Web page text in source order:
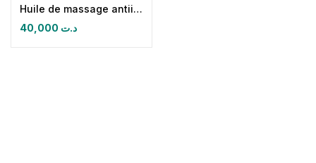
Huile de massage antiinflammatoire-antalgique
د.ت